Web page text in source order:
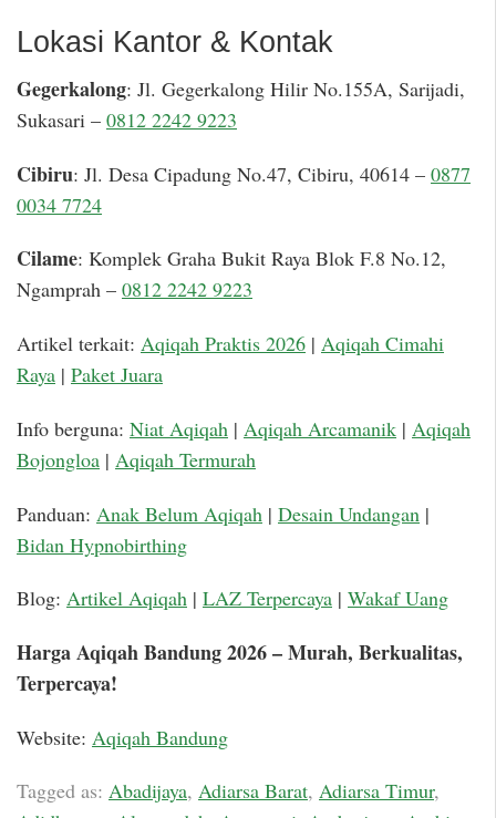
Lokasi Kantor & Kontak
Gegerkalong: Jl. Gegerkalong Hilir No.155A, Sarijadi,
Sukasari – 0812 2242 9223
Cibiru: Jl. Desa Cipadung No.47, Cibiru, 40614 – 0877
0034 7724
Cilame: Komplek Graha Bukit Raya Blok F.8 No.12,
Ngamprah – 0812 2242 9223
Artikel terkait: Aqiqah Praktis 2026 | Aqiqah Cimahi
Raya | Paket Juara
Info berguna: Niat Aqiqah | Aqiqah Arcamanik | Aqiqah
Bojongloa | Aqiqah Termurah
Panduan: Anak Belum Aqiqah | Desain Undangan |
Bidan Hypnobirthing
Blog: Artikel Aqiqah | LAZ Terpercaya | Wakaf Uang
Harga Aqiqah Bandung 2026 – Murah, Berkualitas,
Terpercaya!
Website: Aqiqah Bandung
Tagged as: Abadijaya, Adiarsa Barat, Adiarsa Timur,